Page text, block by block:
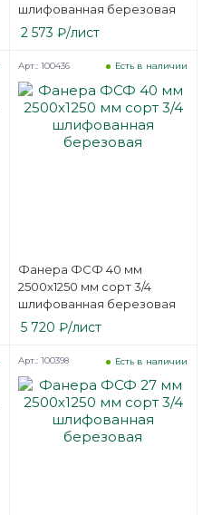
шлифованная березовая
2 573 ₽/лист
Фанера ФСФ 40 мм
2500х1250 мм сорт 3/4
шлифованная березовая
Есть в наличии
Арт.: 100436
5 720 ₽/лист
Есть в наличии
Арт.: 100398